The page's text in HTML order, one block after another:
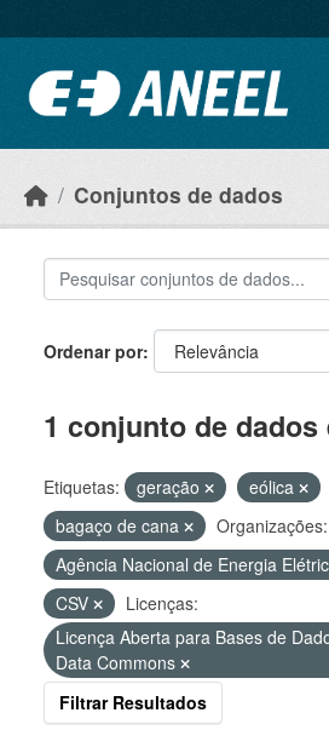
Conjuntos de dados
Ordenar por
1 conjunto de
Etiquetas: geração eólica
bagaço de cana
Organizações:
Agência Nacional de Energia
CSV
Licenças:
Licença Aberta para Bases de
Data Commons
Filtrar Resultados